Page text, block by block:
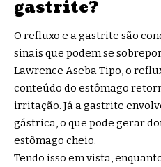
gastrite?
O refluxo e a gastrite são
sinais que podem se
Lawrence Aseba Tipo, o
conteúdo do estômago
irritação. Já a gastrite
gástrica, o que pode gerar
estômago cheio.
Tendo isso em vista,